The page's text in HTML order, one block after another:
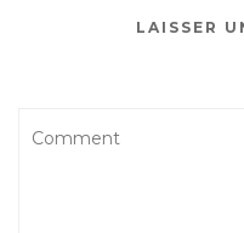
LAISSER